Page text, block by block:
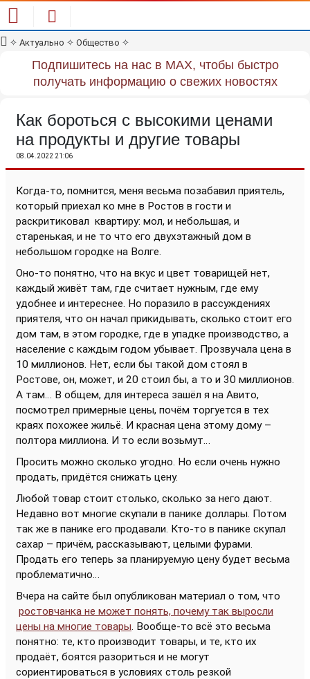
✧ Актуально ✧ Общество ✧
Подпишитесь на нас в MAX, чтобы быстро
получать информацию о свежих новостях
Как бороться с высокими ценами
на продукты и другие товары
08.04.2022 21:06
Когда-то, помнится, меня весьма позабавил приятель,
который приехал ко мне в Ростов в гости и
раскритиковал квартиру: мол, и небольшая, и
старенькая, и не то что его двухэтажный дом в
небольшом городке на Волге.
Оно-то понятно, что на вкус и цвет товарищей нет,
каждый живёт там, где считает нужным, где ему
удобнее и интереснее. Но поразило в рассуждениях
приятеля, что он начал прикидывать, сколько стоит его
дом там, в этом городке, где в упадке производство, а
население с каждым годом убывает. Прозвучала цена в
10 миллионов. Нет, если бы такой дом стоял в
Ростове, он, может, и 20 стоил бы, а то и 30 миллионов.
А там… В общем, для интереса зашёл я на Авито,
посмотрел примерные цены, почём торгуется в тех
краях похожее жильё. И красная цена этому дому –
полтора миллиона. И то если возьмут…
Просить можно сколько угодно. Но если очень нужно
продать, придётся снижать цену.
Любой товар стоит столько, сколько за него дают.
Недавно вот многие скупали в панике доллары. Потом
так же в панике его продавали. Кто-то в панике скупал
сахар – причём, рассказывают, целыми фурами.
Продать его теперь за планируемую цену будет весьма
проблематично…
Вчера на сайте был опубликован материал о том, что
ростовчанка не может понять, почему так выросли
цены на многие товары. Вообще-то всё это весьма
понятно: те, кто производит товары, и те, кто их
продаёт, боятся разориться и не могут
сориентироваться в условиях столь резкой